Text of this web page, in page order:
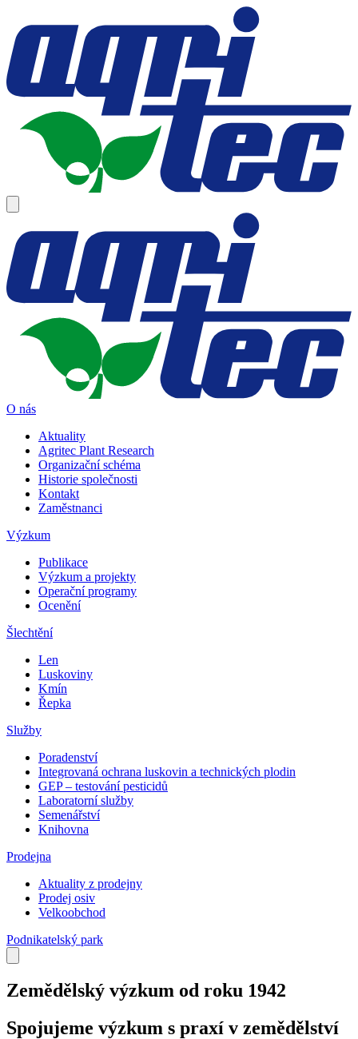
O nás
Aktuality
Agritec Plant Research
Organizační schéma
Historie společnosti
Kontakt
Zaměstnanci
Výzkum
Publikace
Výzkum a projekty
Operační programy
Ocenění
Šlechtění
Len
Luskoviny
Kmín
Řepka
Služby
Poradenství
Integrovaná ochrana luskovin a technických plodin
GEP – testování pesticidů
Laboratorní služby
Semenářství
Knihovna
Prodejna
Aktuality z prodejny
Prodej osiv
Velkoobchod
Podnikatelský park
Zemědělský výzkum od roku 1942
Spojujeme výzkum s praxí v zemědělství